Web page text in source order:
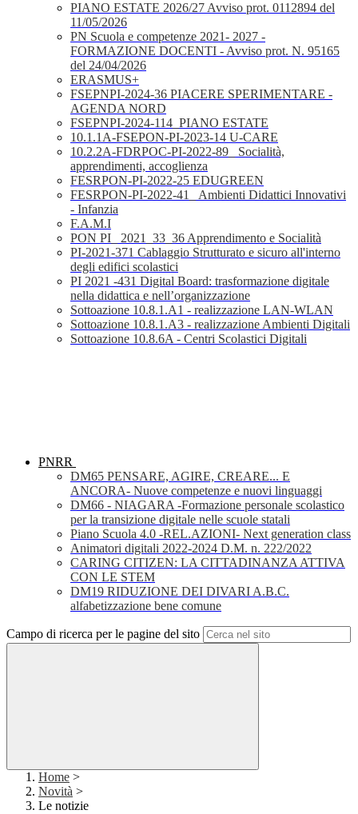
PIANO ESTATE 2026/27 Avviso prot. 0112894 del
11/05/2026
PN Scuola e competenze 2021- 2027 -
FORMAZIONE DOCENTI - Avviso prot. N. 95165
del 24/04/2026
ERASMUS+
FSEPNPI-2024-36 PIACERE SPERIMENTARE -
AGENDA NORD
FSEPNPI-2024-114_PIANO ESTATE
10.1.1A-FSEPON-PI-2023-14 U-CARE
10.2.2A-FDRPOC-PI-2022-89_ Socialità,
apprendimenti, accoglienza
FESRPON-PI-2022-25 EDUGREEN
FESRPON-PI-2022-41_ Ambienti Didattici Innovativi
- Infanzia
F.A.M.I
PON PI_ 2021_33_36 Apprendimento e Socialità
PI-2021-371 Cablaggio Strutturato e sicuro all'interno
degli edifici scolastici
PI 2021 -431 Digital Board: trasformazione digitale
nella didattica e nell’organizzazione
Sottoazione 10.8.1.A1 - realizzazione LAN-WLAN
Sottoazione 10.8.1.A3 - realizzazione Ambienti Digitali
Sottoazione 10.8.6A - Centri Scolastici Digitali
PNRR
DM65 PENSARE, AGIRE, CREARE... E
ANCORA- Nuove competenze e nuovi linguaggi
DM66 - NIAGARA -Formazione personale scolastico
per la transizione digitale nelle scuole statali
Piano Scuola 4.0 -REL.AZIONI- Next generation class
Animatori digitali 2022-2024 D.M. n. 222/2022
CARING CITIZEN: LA CITTADINANZA ATTIVA
CON LE STEM
DM19 RIDUZIONE DEI DIVARI A.B.C.
alfabetizzazione bene comune
Campo di ricerca per le pagine del sito
Home >
Novità >
Le notizie